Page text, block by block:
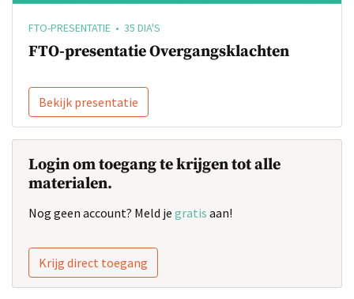
FTO-PRESENTATIE • 35 DIA'S
FTO-presentatie Overgangsklachten
Bekijk presentatie
Login om toegang te krijgen tot alle
materialen.
Nog geen account? Meld je gratis aan!
Krijg direct toegang